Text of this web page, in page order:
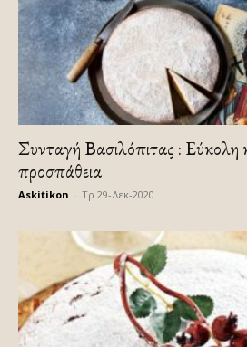
Συνταγή Βασιλόπιτας : Εύκολη
προσπάθεια
Askitikon Τρ 29-Δεκ-2020